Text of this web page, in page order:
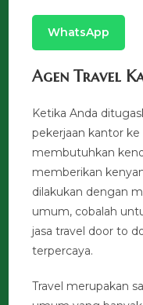
WhatsApp
Agen Travel
Ketika Anda
pekerjaan kantor
membutuhkan
memberikan
dilakukan dengan
umum, cobalah
jasa travel door to
terpercaya.
Travel merupakan